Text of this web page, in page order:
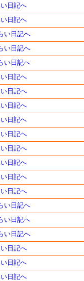
日記へ
日記へ
い日記へ
い日記へ
い日記へ
日記へ
日記へ
日記へ
日記へ
日記へ
日記へ
日記へ
日記へ
日記へ
い日記へ
い日記へ
い日記へ
日記へ
日記へ
日記へ